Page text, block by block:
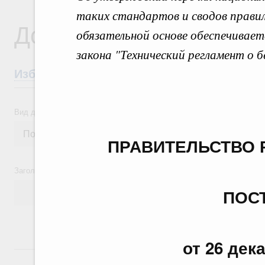
таких стандартов и сводов
обязательной основе
закона "Технический регламент о
от 26
Документы
Избранные документы со справками к
Вид документа
Заголовок или текст документа
24 июля, пятница